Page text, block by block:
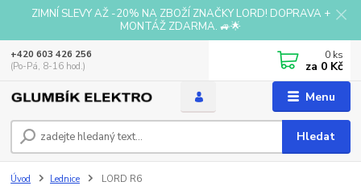
ZIMNÍ SLEVY AŽ -20% NA ZBOŽÍ ZNAČKY LORD! DOPRAVA +
MONTÁŽ ZDARMA. 🚙🌟
Menu
Hledat
+420 603 426 256
(Po-Pá, 8-16 hod.)
0 ks
za 0 Kč
Úvod Lednice LORD R6